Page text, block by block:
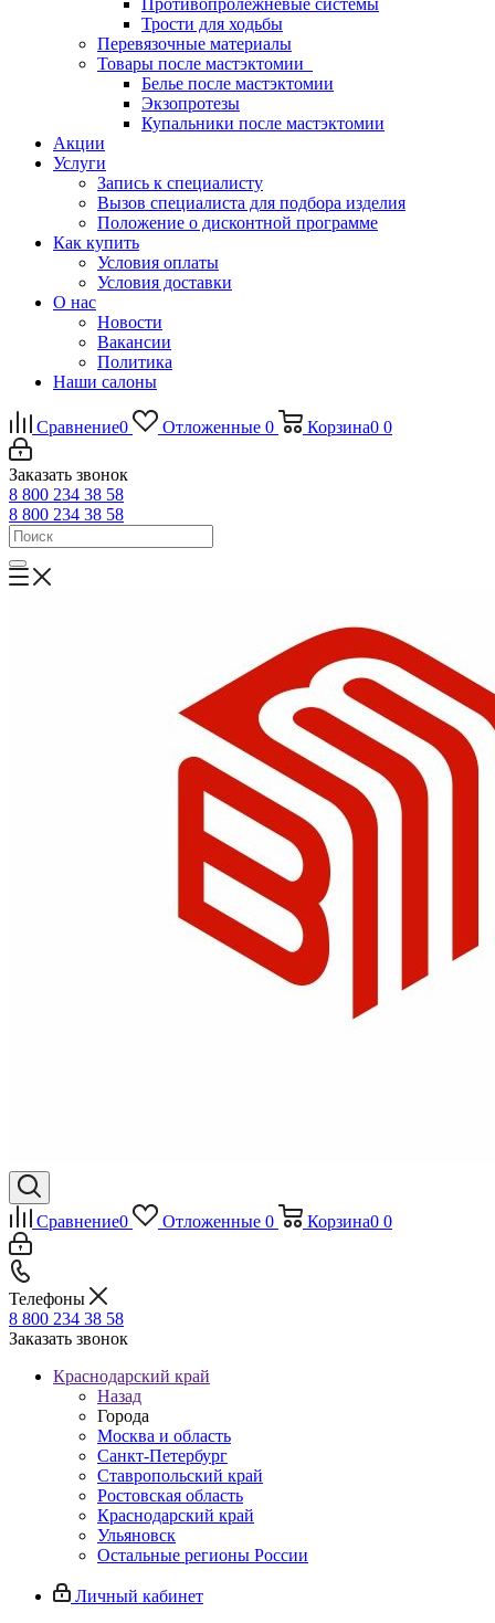
Противопролежневые системы
Трости для ходьбы
Перевязочные материалы
Товары после мастэктомии
Белье после мастэктомии
Экзопротезы
Купальники после мастэктомии
Акции
Услуги
Запись к специалисту
Вызов специалиста для подбора изделия
Положение о дисконтной программе
Как купить
Условия оплаты
Условия доставки
О нас
Новости
Вакансии
Политика
Наши салоны
Сравнение0 Отложенные 0 Корзина0 0
Заказать звонок
8 800 234 38 58
8 800 234 38 58
Сравнение0 Отложенные 0 Корзина0 0
Телефоны
8 800 234 38 58
Заказать звонок
Краснодарский край
Назад
Города
Москва и область
Санкт-Петербург
Ставропольский край
Ростовская область
Краснодарский край
Ульяновск
Остальные регионы России
Личный кабинет